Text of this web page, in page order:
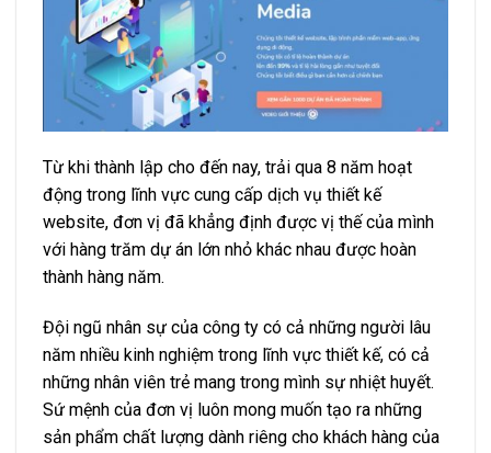
Từ khi thành lập cho đến nay, trải qua 8 năm hoạt
động trong lĩnh vực cung cấp dịch vụ thiết kế
website, đơn vị đã khẳng định được vị thế của mình
với hàng trăm dự án lớn nhỏ khác nhau được hoàn
thành hàng năm.
Đội ngũ nhân sự của công ty có cả những người lâu
năm nhiều kinh nghiệm trong lĩnh vực thiết kế, có cả
những nhân viên trẻ mang trong mình sự nhiệt huyết.
Sứ mệnh của đơn vị luôn mong muốn tạo ra những
sản phẩm chất lượng dành riêng cho khách hàng của